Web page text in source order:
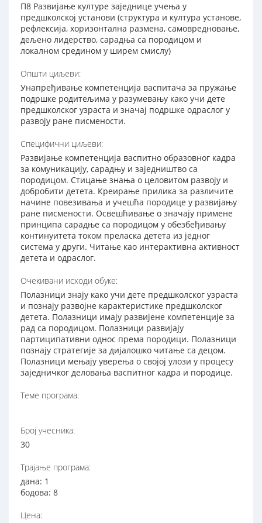
П8 Развијање културе заједнице учења у
предшколској установи (структура и култура установе,
рефлексија, хоризонтална размена, самовредновање,
дељено лидерство, сарадња са породицом и
локалном средином у ширем смислу)
Општи циљеви:
Унапређивање компетенција васпитача за пружање
подршке родитељима у разумевању како учи дете
предшколског узраста и значај подршке одраслог у
развоју ране писмености.
Специфични циљеви:
Развијање компетенција васпитно образовног кадра
за комуникацију, сарадњу и заједништво са
породицом. Стицање знања о целовитом развоју и
добробити детета. Креирање прилика за различите
начине повезивања и учешћа породице у развијању
ране писмености. Освешћивање о значају примене
принципа сарадње са породицом у обезбеђивању
континуитета током преласка детета из једног
система у други. Читање као интерактивна активност
детета и одраслог.
Очекивани исходи обуке:
Полазници знају како учи дете предшколског узраста
и познају развојне карактеристике предшколског
детета. Полазници имају развијене компетенције за
рад са породицом. Полазници развијају
партиципативни однос према породици. Полазници
познају стратегије за дијалошко читање са децом.
Полазници мењају уверења о својој улози у процесу
заједничког деловања васпитног кадра и породице.
Теме програма:
Број учесника:
30
Трајање програма:
дана: 1
бодова: 8
Цена: